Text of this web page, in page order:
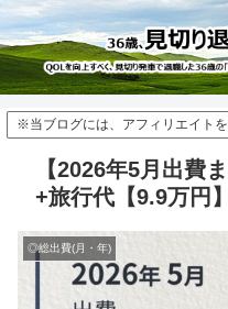
※当ブログには、アフィリエイト
【2026年5月出費
+旅行代【9.9万円】
◎総出費(月・年)